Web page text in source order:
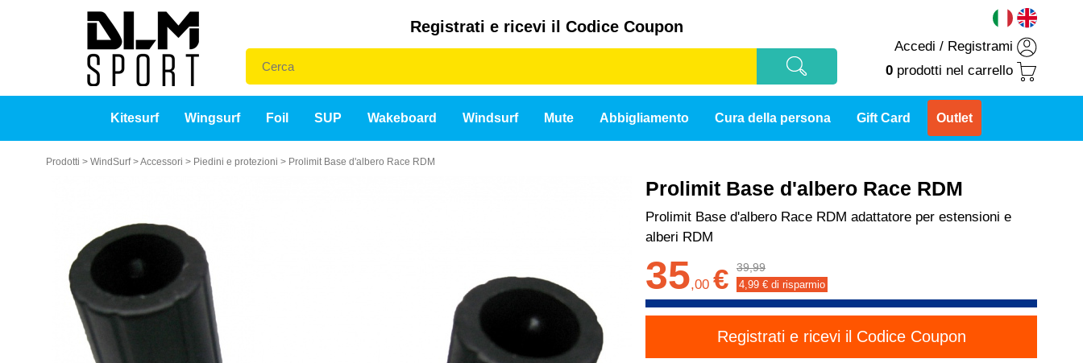
Registrati e ricevi il Codice Coupon
Accedi / Registrami
0 prodotti nel carrello
Kitesurf Wingsurf Foil SUP Wakeboard Windsurf Mute Abbigliamento Cura della persona Gift Card Outlet
Prodotti > WindSurf>Accessori > Piedini e protezioni > Prolimit Base d'albero Race RDM
Prolimit Base d'albero Race RDM
Prolimit Base d'albero Race RDM adattatore per estensioni e
alberi RDM
35,00 € 39,99
4,99 € di risparmio